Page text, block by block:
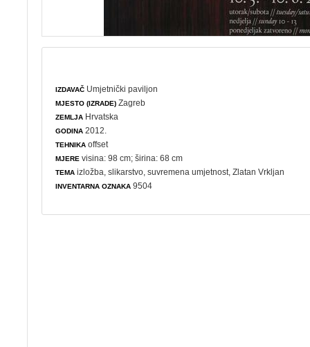
IZDAVAČ Umjetnički paviljon
MJESTO (IZRADE) Zagreb
ZEMLJA Hrvatska
GODINA 2012.
TEHNIKA offset
MJERE visina: 98 cm; širina: 68 cm
TEMA izložba ,slikarstvo ,suvremena umjetnost , Zlatan Vrkljan
INVENTARNA OZNAKA 9504